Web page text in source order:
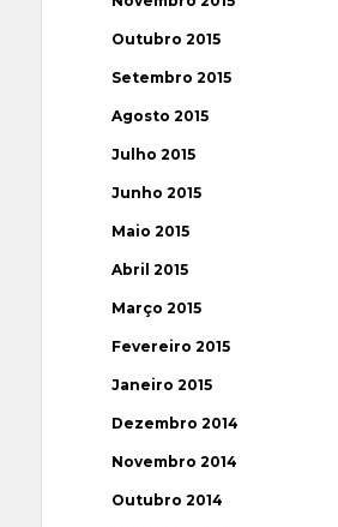
Outubro 2015
Setembro 2015
Agosto 2015
Julho 2015
Junho 2015
Maio 2015
Abril 2015
Março 2015
Fevereiro 2015
Janeiro 2015
Dezembro 2014
Novembro 2014
Outubro 2014